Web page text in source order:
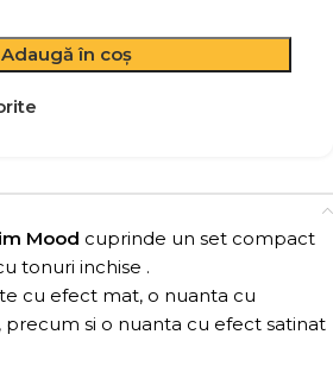
Adaugă în coș
Mood cuprinde un set compact
tonuri inchise .
cu efect mat, o nuanta cu
si o nuanta cu efect satinat